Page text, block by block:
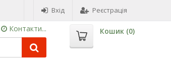
Вхід Реєстрація
Контакти... Кошик (0)